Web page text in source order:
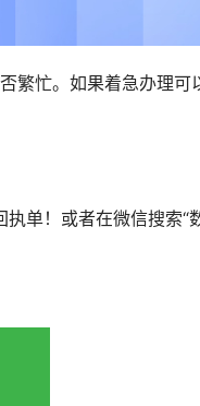
繁忙。如果着急办理可
单！或者在微信搜索“